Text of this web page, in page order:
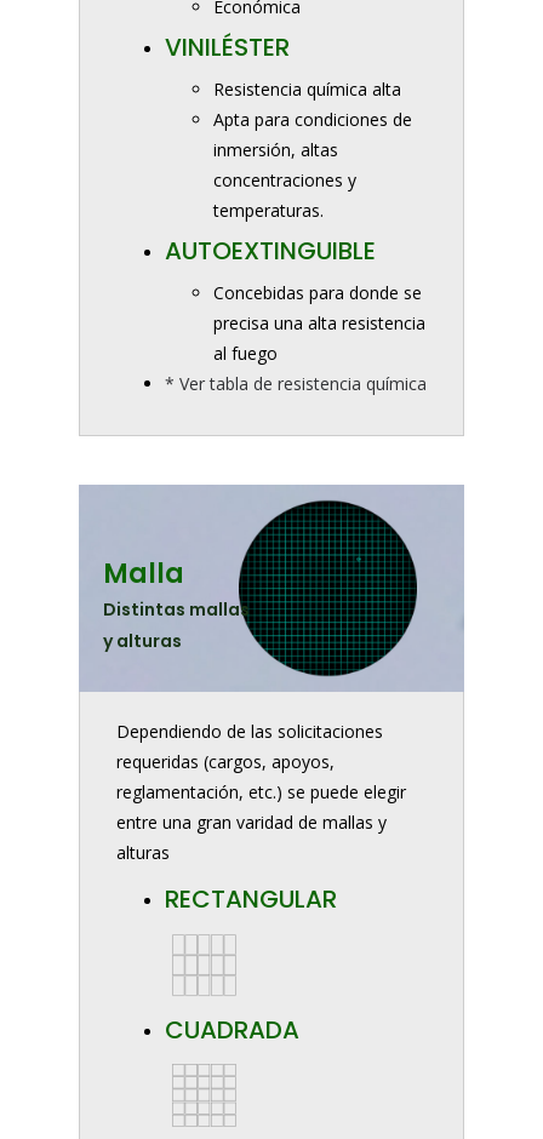
Económica
VINILÉSTER
Resistencia química alta
Apta para condiciones de
inmersión, altas
concentraciones y
temperaturas.
AUTOEXTINGUIBLE
Concebidas para donde se
precisa una alta resistencia
al fuego
* Ver tabla de resistencia química
Malla
Distintas mallas
y alturas
Dependiendo de las solicitaciones
requeridas (cargos, apoyos,
reglamentación, etc.) se puede elegir
entre una gran varidad de mallas y
alturas
RECTANGULAR
CUADRADA